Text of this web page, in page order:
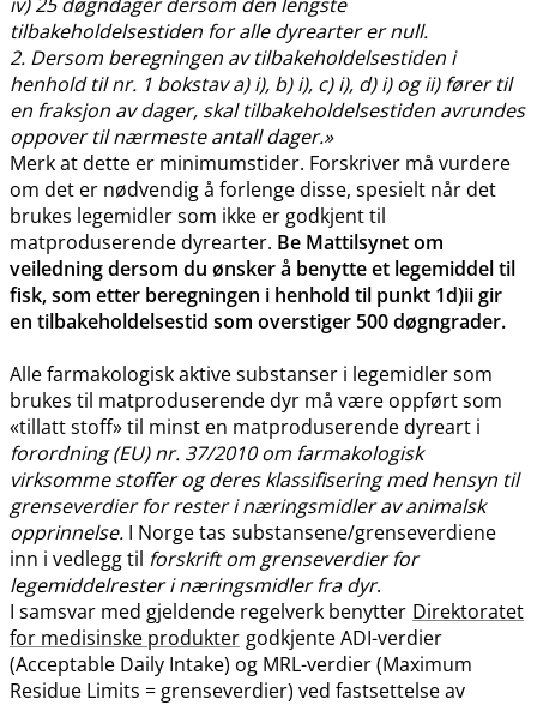
tilbakeholdelsestiden for alle dyrearter er null.
2. Dersom beregningen av tilbakeholdelsestiden i
henhold til nr. 1 bokstav a) i), b) i), c) i), d) i) og ii) fører til
en fraksjon av dager, skal tilbakeholdelsestiden avrundes
oppover til nærmeste antall dager.»
Merk at dette er minimumstider. Forskriver må vurdere
om det er nødvendig å forlenge disse, spesielt når det
brukes legemidler som ikke er godkjent til
matproduserende dyrearter. Be Mattilsynet om
veiledning dersom du ønsker å benytte et legemiddel til
fisk, som etter beregningen i henhold til punkt 1d)ii gir
en tilbakeholdelsestid som overstiger 500 døgngrader.
Alle farmakologisk aktive substanser i legemidler som
brukes til matproduserende dyr må være oppført som
«tillatt stoff» til minst en matproduserende dyreart i
forordning (EU) nr. 37/2010 om farmakologisk
virksomme stoffer og deres klassifisering med hensyn til
grenseverdier for rester i næringsmidler av animalsk
opprinnelse. I Norge tas substansene​/​grenseverdiene
inn i vedlegg til forskrift om grenseverdier for
legemiddelrester i næringsmidler fra dyr.
I samsvar med gjeldende regelverk benytter Direktoratet
for medisinske produkter godkjente ADI-verdier
(Acceptable Daily Intake) og MRL-verdier (Maximum
Residue Limits = grenseverdier) ved fastsettelse av